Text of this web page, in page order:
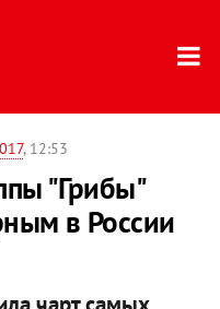
, 12:53
"Грибы"
в России